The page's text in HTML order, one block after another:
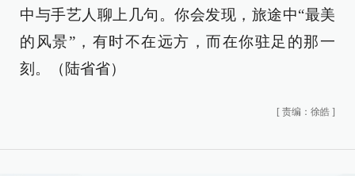
中与手艺人聊上几句。你会发现，旅途中“最美
的风景”，有时不在远方，而在你驻足的那一
刻。（陆省省）
[ 责编：徐皓 ]